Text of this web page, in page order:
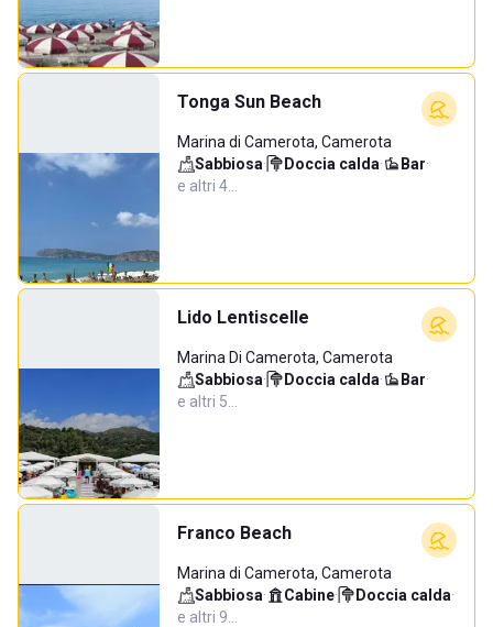
Tonga Sun Beach
Marina di Camerota, Camerota
Sabbiosa· Doccia calda· Bar·
e altri 4…
Lido Lentiscelle
Marina Di Camerota, Camerota
Sabbiosa· Doccia calda· Bar·
e altri 5…
Franco Beach
Marina di Camerota, Camerota
Sabbiosa· Cabine· Doccia calda·
e altri 9…